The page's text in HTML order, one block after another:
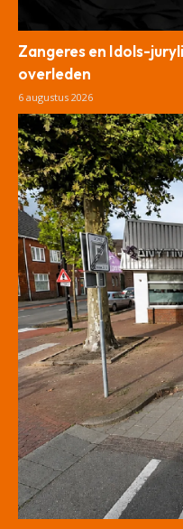
Zangeres en Idols-
overleden
6 augustus 2026